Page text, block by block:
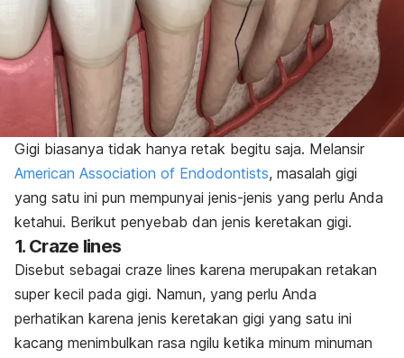
Gigi biasanya tidak hanya retak begitu saja. Melansir
American Association of Endodontists, masalah gigi
yang satu ini pun mempunyai jenis-jenis yang perlu Anda
ketahui. Berikut penyebab dan jenis keretakan gigi.
1. Craze lines
Disebut sebagai craze lines karena merupakan retakan
super kecil pada gigi. Namun, yang perlu Anda
perhatikan karena jenis keretakan gigi yang satu ini
kacang menimbulkan rasa ngilu ketika minum minuman